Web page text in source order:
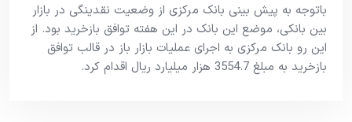
باتوجه به پیش بینی بانک مرکزی از وضعیت نقدینگی در بازار
بین بانکی، موضع این بانک در این هفته توافق بازخرید بود. از
این رو بانک مرکزی به اجرای عملیات بازار باز در قالب توافق
بازخرید به مبلغ 3554.7 هزار میلیارد ریال اقدام کرد.